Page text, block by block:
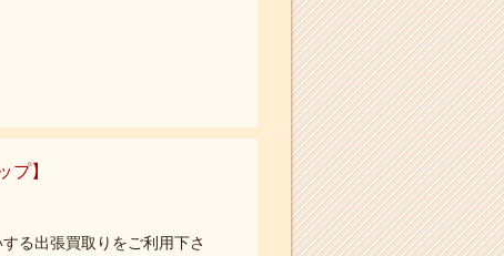
プ】
る出張買取りをご利用下さ